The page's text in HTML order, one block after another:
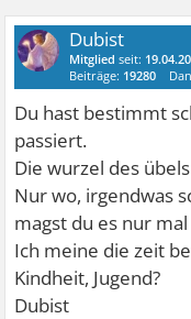
Dubist
Mitglied seit:
Beiträge: 19280
Du hast bestimmt
passiert.
Die wurzel des
Nur wo, irgendwas
magst du es nur
Ich meine die zeit
Kindheit, Jugend?
Dubist